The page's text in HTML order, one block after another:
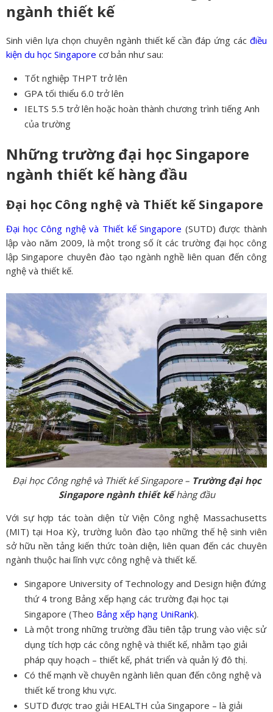
ngành thiết kế
Sinh viên lựa chọn chuyên ngành thiết kế cần đáp ứng các điều
kiện du học Singapore cơ bản như sau:
Tốt nghiệp THPT trở lên
GPA tối thiểu 6.0 trở lên
IELTS 5.5 trở lên hoặc hoàn thành chương trình tiếng Anh
của trường
Những trường đại học Singapore
ngành thiết kế hàng đầu
Đại học Công nghệ và Thiết kế Singapore
Đại học Công nghệ và Thiết kế Singapore (SUTD) được thành
lập vào năm 2009, là một trong số ít các trường đại học công
lập Singapore chuyên đào tạo ngành nghề liên quan đến công
nghệ và thiết kế.
Đại học Công nghệ và Thiết kế Singapore – Trường đại học
Singapore ngành thiết kếhàng đầu
Với sự hợp tác toàn diện từ Viện Công nghệ Massachusetts
(MIT) tại Hoa Kỳ, trường luôn đào tạo những thế hệ sinh viên
sở hữu nền tảng kiến thức toàn diện, liên quan đến các chuyên
ngành thuộc hai lĩnh vực công nghệ và thiết kế.
Singapore University of Technology and Design hiện đứng
thứ 4 trong Bảng xếp hạng các trường đại học tại
Singapore (Theo Bảng xếp hạng UniRank).
Là một trong những trường đầu tiên tập trung vào việc sử
dụng tích hợp các công nghệ và thiết kế, nhằm tạo giải
pháp quy hoạch – thiết kế, phát triển và quản lý đô thị.
Có thế mạnh về chuyên ngành liên quan đến công nghệ và
thiết kế trong khu vực.
SUTD được trao giải HEALTH của Singapore – là giải